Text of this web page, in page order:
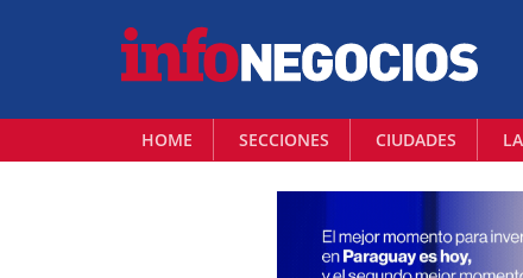
HOME SECCIONES CIUDADES